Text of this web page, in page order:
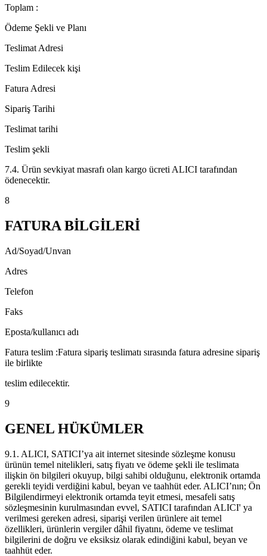
Toplam :
Ödeme Şekli ve Planı
Teslimat Adresi
Teslim Edilecek kişi
Fatura Adresi
Sipariş Tarihi
Teslimat tarihi
Teslim şekli
7.4. Ürün sevkiyat masrafı olan kargo ücreti ALICI tarafından
ödenecektir.
8
FATURA BİLGİLERİ
Ad/Soyad/Unvan
Adres
Telefon
Faks
Eposta/kullanıcı adı
Fatura teslim :Fatura sipariş teslimatı sırasında fatura adresine sipariş
ile birlikte
teslim edilecektir.
9
GENEL HÜKÜMLER
9.1. ALICI, SATICI’ya ait internet sitesinde sözleşme konusu
ürünün temel nitelikleri, satış fiyatı ve ödeme şekli ile teslimata
ilişkin ön bilgileri okuyup, bilgi sahibi olduğunu, elektronik ortamda
gerekli teyidi verdiğini kabul, beyan ve taahhüt eder. ALICI’nın; Ön
Bilgilendirmeyi elektronik ortamda teyit etmesi, mesafeli satış
sözleşmesinin kurulmasından evvel, SATICI tarafından ALICI' ya
verilmesi gereken adresi, siparişi verilen ürünlere ait temel
özellikleri, ürünlerin vergiler dâhil fiyatını, ödeme ve teslimat
bilgilerini de doğru ve eksiksiz olarak edindiğini kabul, beyan ve
taahhüt eder.